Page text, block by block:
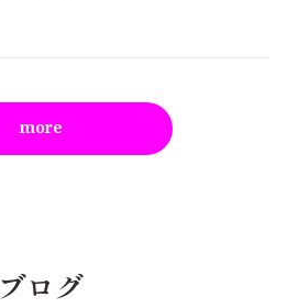
more
ブログ